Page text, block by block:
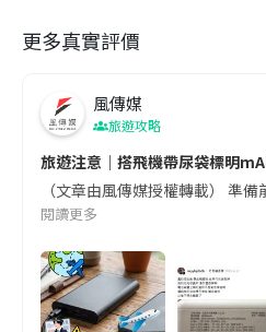
更多真實評價
風傳媒
旅遊攻略
旅遊注意｜搭飛機帶尿袋標明
（文章由風傳媒授權轉載） 準
閱讀更多